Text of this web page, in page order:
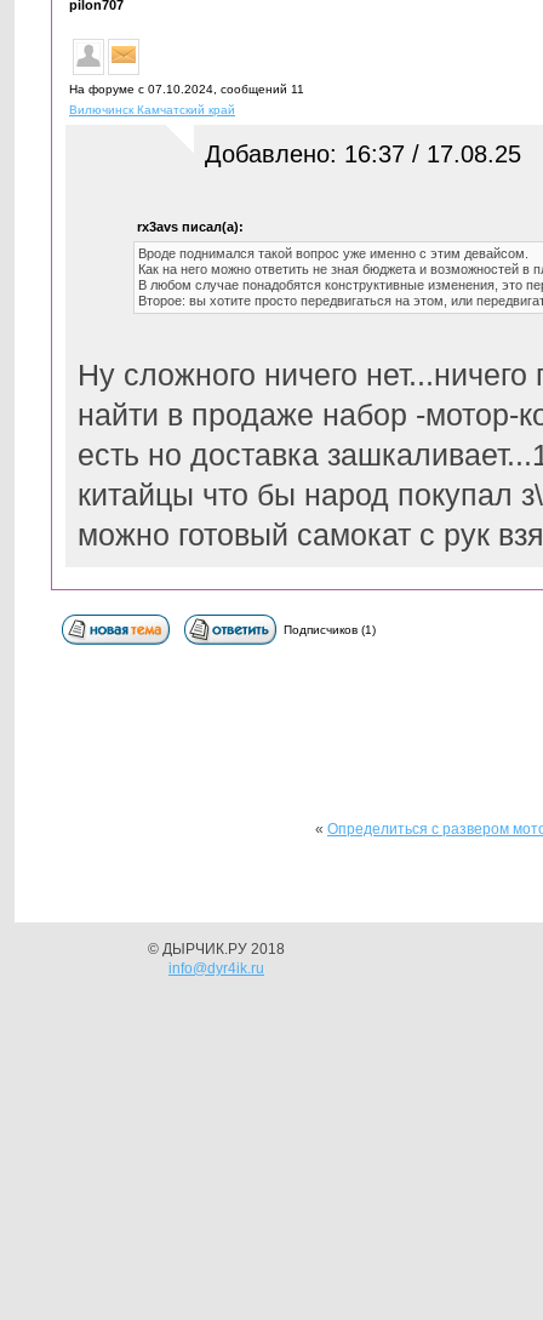
pilon707
На форуме с 07.10.2024, cообщений 11
Вилючинск Камчатский край
Добавлено: 16:37 / 17.08.25
rx3avs писал(а):
Вроде поднимался такой вопрос уже именно с этим девайсом.
Как на него можно ответить не зная бюджета и возможностей в
В любом случае понадобятся конструктивные изменения, это
Второе: вы хотите просто передвигаться на этом, или
Ну сложного ничего
найти в продаже набор -мотор-
есть но доставка
китайцы что бы народ покупал
можно готовый самокат с рук
Подписчиков (1)
« Определиться с развером
© ДЫРЧИК.РУ 2018
info@dyr4ik.ru